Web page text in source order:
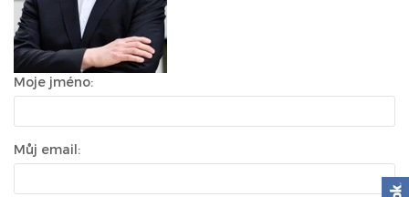
Moje jméno:
Můj email: